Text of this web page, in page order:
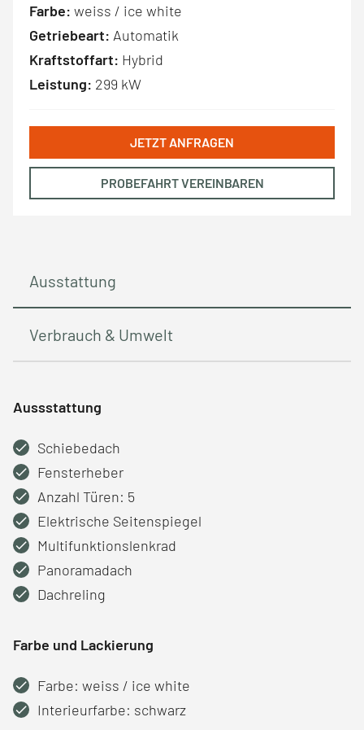
Farbe: weiss / ice white
Getriebeart: Automatik
Kraftstoffart: Hybrid
Leistung: 299 kW
JETZT ANFRAGEN
PROBEFAHRT VEREINBAREN
Ausstattung
Verbrauch & Umwelt
Aussstattung
Schiebedach
Fensterheber
Anzahl Türen: 5
Elektrische Seitenspiegel
Multifunktionslenkrad
Panoramadach
Dachreling
Farbe und Lackierung
Farbe: weiss / ice white
Interieurfarbe: schwarz